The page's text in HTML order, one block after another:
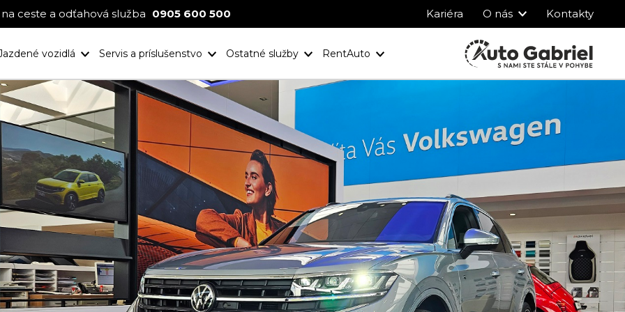
ceste a odťahová služba 0905 600 500 Kariéra O nás
Ocenenia Nové projekty
Kontakty
vozidlá Servis a príslušenstvo Ostatné služby RentAuto